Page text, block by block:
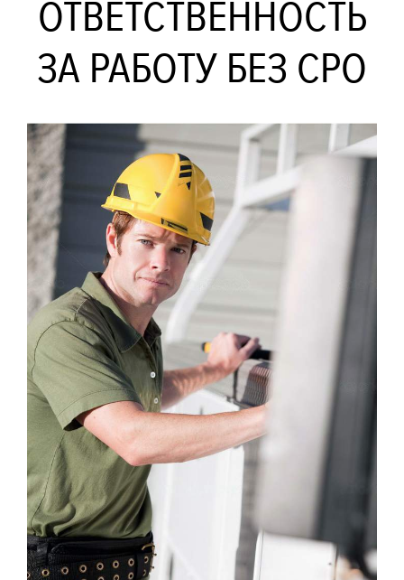
ОТВЕТСТВЕННОСТЬ
ЗА РАБОТУ БЕЗ СРО